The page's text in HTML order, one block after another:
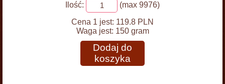
Ilość:
(max 9976)
Cena 1 jest: 119.8 PLN
Waga jest: 150 gram
Dodaj do
koszyka